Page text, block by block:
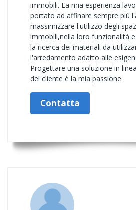
immobili. La mia esperienza
portato ad affinare sempre più
massimizzare l'utilizzo degli
immobili,nella loro funzionalità
la ricerca dei materiali da
l'arredamento adatto alle
Progettare una soluzione in
del cliente è la mia passione.
Contatta